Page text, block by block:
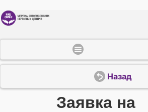
Назад
Заявка на